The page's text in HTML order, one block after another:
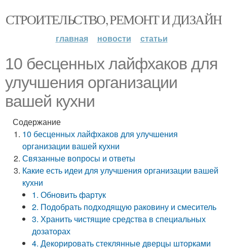
СТРОИТЕЛЬСТВО, РЕМОНТ И ДИЗАЙН
главная новости статьи
10 бесценных лайфхаков для
улучшения организации
вашей кухни
Содержание
10 бесценных лайфхаков для улучшения
организации вашей кухни
Связанные вопросы и ответы
Какие есть идеи для улучшения организации вашей
кухни
1. Обновить фартук
2. Подобрать подходящую раковину и смеситель
3. Хранить чистящие средства в специальных
дозаторах
4. Декорировать стеклянные дверцы шторками